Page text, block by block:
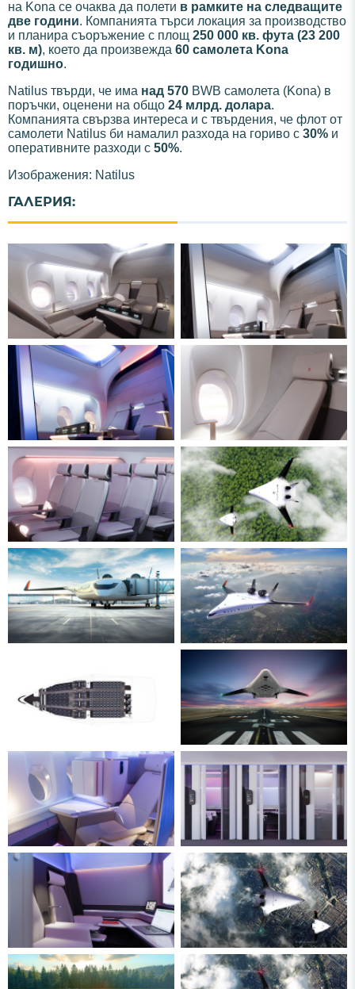
на Kona се очаква да полети в рамките на следващите
две години. Компанията търси локация за производство
и планира съоръжение с площ 250 000 кв. фута (23 200
кв. м), което да произвежда 60 самолета Kona
годишно.
Natilus твърди, че има над 570 BWB самолета (Kona) в
поръчки, оценени на общо 24 млрд. долара.
Компанията свързва интереса и с твърдения, че флот от
самолети Natilus би намалил разхода на гориво с 30% и
оперативните разходи с 50%.
Изображения: Natilus
ГАЛЕРИЯ: